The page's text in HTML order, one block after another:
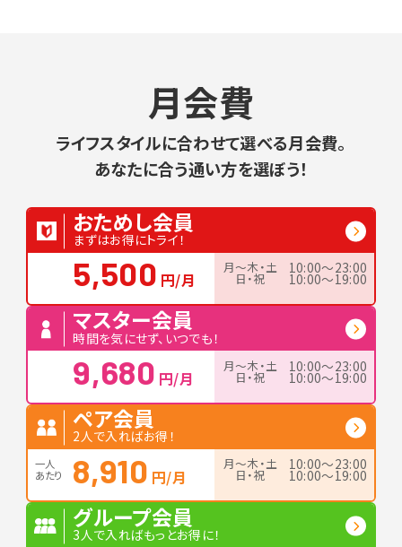
月会費
ライフスタイルに合わせて選べる月会費。
あなたに合う通い方を選ぼう！
おためし会員
まずはお得にトライ！
5,500 円/月
月〜木・土 10:00〜23:00
日・祝 10:00〜19:00
マスター会員
時間を気にせず、いつでも！
9,680 円/月
月〜木・土 10:00〜23:00
日・祝 10:00〜19:00
ペア会員
2人で入ればお得！
一人
あたり
8,910 円/月
月〜木・土 10:00〜23:00
日・祝 10:00〜19:00
グループ会員
3人で入ればもっとお得に！